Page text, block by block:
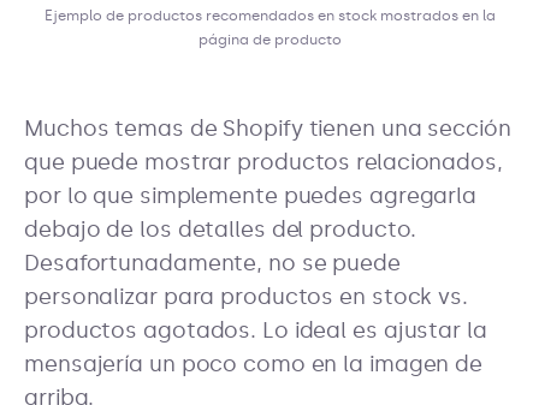
Ejemplo de productos recomendados en stock mostrados en la
página de producto
Muchos temas de Shopify tienen una sección
que puede mostrar productos relacionados,
por lo que simplemente puedes agregarla
debajo de los detalles del producto.
Desafortunadamente, no se puede
personalizar para productos en stock vs.
productos agotados. Lo ideal es ajustar la
mensajería un poco como en la imagen de
arriba.